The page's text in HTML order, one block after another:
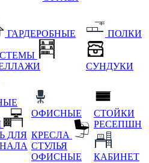
ГАРДЕРОБНЫЕ ПОЛКИ
СУНДУКИ
ДЛЯ
ОФИСНЫЕ
КРЕСЛА
СТУЛЬЯ
ОФИСНЫЕ
СТОЙКИ
РЕСЕПШН
КАБИНЕТ